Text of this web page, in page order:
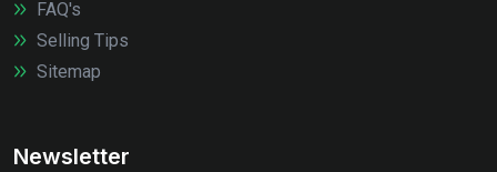
FAQ's
Selling Tips
Sitemap
Newsletter